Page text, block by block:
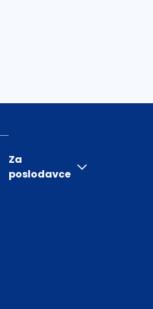
Za
poslodavce